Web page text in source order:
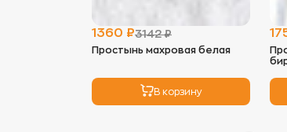
1360 ₽3142 ₽
Простынь махровая белая
В корзину